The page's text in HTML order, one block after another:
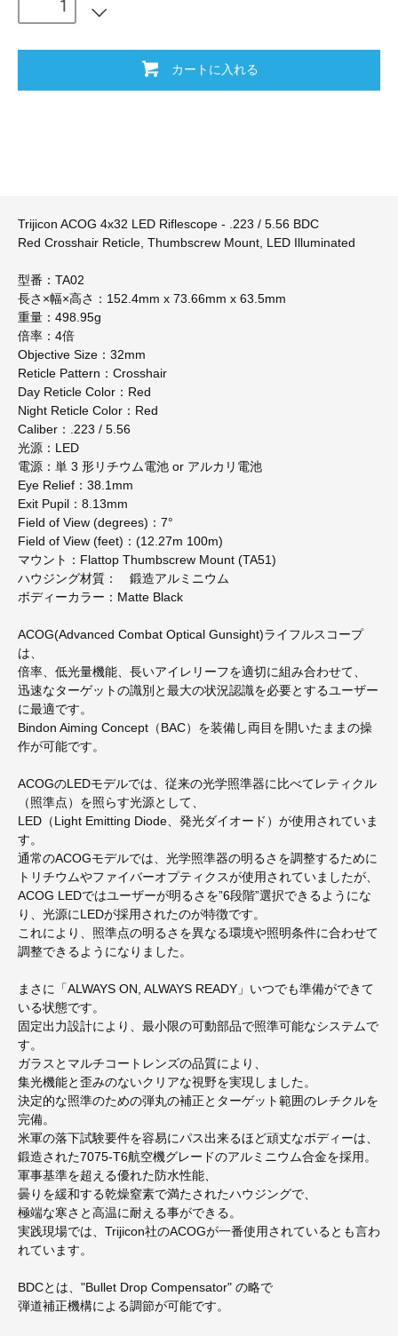
カートに入れる
Trijicon ACOG 4x32 LED Riflescope - .223 / 5.56 BDC
Red Crosshair Reticle, Thumbscrew Mount, LED Illuminated
型番：TA02
長さ×幅×高さ：152.4mm x 73.66mm x 63.5mm
重量：498.95g
倍率：4倍
Objective Size：32mm
Reticle Pattern：Crosshair
Day Reticle Color：Red
Night Reticle Color：Red
Caliber：.223 / 5.56
光源：LED
電源：単 3 形リチウム電池 or アルカリ電池
Eye Relief：38.1mm
Exit Pupil：8.13mm
Field of View (degrees)：7°
Field of View (feet)：(12.27m 100m)
マウント：Flattop Thumbscrew Mount (TA51)
ハウジング材質： 鍛造アルミニウム
ボディーカラー：Matte Black
ACOG(Advanced Combat Optical Gunsight)ライフルスコープ
は、
倍率、低光量機能、長いアイレリーフを適切に組み合わせて、
迅速なターゲットの識別と最大の状況認識を必要とするユーザー
に最適です。
Bindon Aiming Concept（BAC）を装備し両目を開いたままの操
作が可能です。
ACOGのLEDモデルでは、従来の光学照準器に比べてレティクル
（照準点）を照らす光源として、
LED（Light Emitting Diode、発光ダイオード）が使用されていま
す。
通常のACOGモデルでは、光学照準器の明るさを調整するために
トリチウムやファイバーオプティクスが使用されていましたが、
ACOG LEDではユーザーが明るさを”6段階”選択できるようにな
り、光源にLEDが採用されたのが特徴です。
これにより、照準点の明るさを異なる環境や照明条件に合わせて
調整できるようになりました。
まさに「ALWAYS ON, ALWAYS READY」いつでも準備ができて
いる状態です。
固定出力設計により、最小限の可動部品で照準可能なシステムで
す。
ガラスとマルチコートレンズの品質により、
集光機能と歪みのないクリアな視野を実現しました。
決定的な照準のための弾丸の補正とターゲット範囲のレチクルを
完備。
米軍の落下試験要件を容易にパス出来るほど頑丈なボディーは、
鍛造された7075-T6航空機グレードのアルミニウム合金を採用。
軍事基準を超える優れた防水性能、
曇りを緩和する乾燥窒素で満たされたハウジングで、
極端な寒さと高温に耐える事ができる。
実践現場では、Trijicon社のACOGが一番使用されているとも言わ
れています。
BDCとは、"Bullet Drop Compensator" の略で
弾道補正機構による調節が可能です。